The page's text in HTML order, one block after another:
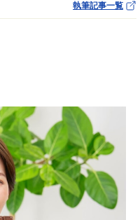
執筆記事一覧